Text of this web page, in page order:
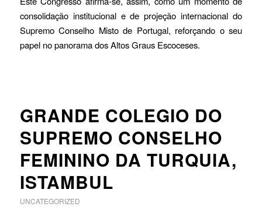
consolidação institucional e de projeção internacional do
Supremo Conselho Misto de Portugal, reforçando o seu
papel no panorama dos Altos Graus Escoceses.
GRANDE COLEGIO DO
SUPREMO CONSELHO
FEMININO DA TURQUIA,
ISTAMBUL
UNCATEGORIZED